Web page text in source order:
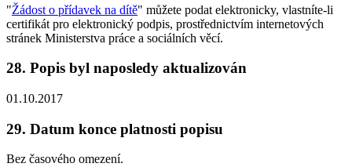
"Žádost o přídavek na dítě" můžete podat elektronicky, vlastníte-li
certifikát pro elektronický podpis, prostřednictvím internetových
stránek Ministerstva práce a sociálních věcí.
28. Popis byl naposledy aktualizován
01.10.2017
29. Datum konce platnosti popisu
Bez časového omezení.